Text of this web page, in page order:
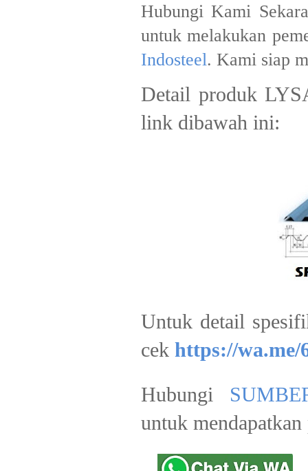
Hubungi Kami
untuk melakukan
Indosteel. Kami siap
Detail produk
link dibawah ini:
Untuk detail
cek https://wa.me/
Hubungi
untuk